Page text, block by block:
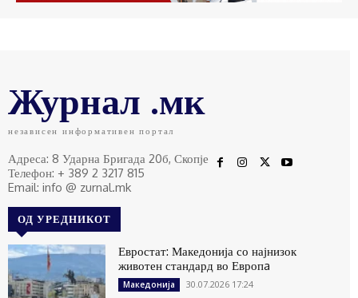
Журнал .мк
независен информативен портал
Адреса: 8 Ударна Бригада 20б, Скопје
Телефон: + 389 2 3217 815
Email: info @ zurnal.mk
ОД УРЕДНИКОТ
Евростат: Македонија со најнизок
животен стандард во Европa
Македонија 30.07.2026 17:24